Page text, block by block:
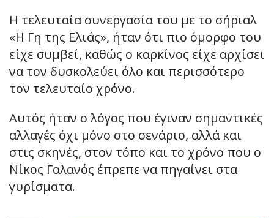
Η τελευταία συνεργασία του με το σήριαλ
«Η Γη της Ελιάς», ήταν ότι πιο όμορφο του
είχε συμβεί, καθώς ο καρκίνος είχε αρχίσει
να τον δυσκολεύει όλο και περισσότερο
τον τελευταίο χρόνο.
Αυτός ήταν ο λόγος που έγιναν σημαντικές
αλλαγές όχι μόνο στο σενάριο, αλλά και
στις σκηνές, στον τόπο και το χρόνο που ο
Νίκος Γαλανός έπρεπε να πηγαίνει στα
γυρίσματα.